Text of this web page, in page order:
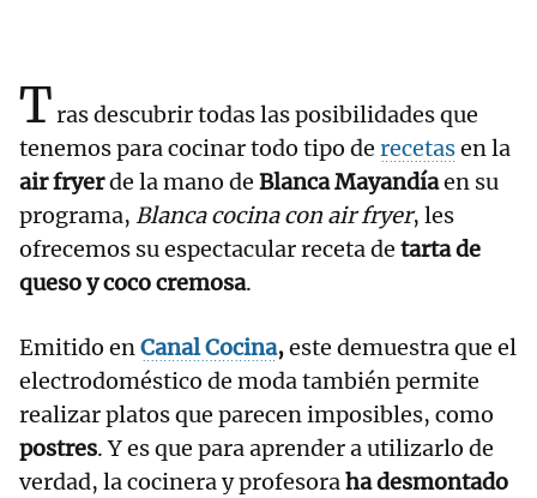
Tras descubrir todas las posibilidades que
tenemos para cocinar todo tipo de recetasen la
air fryerde la mano de Blanca Mayandíaen su
programa, Blanca cocina con air fryer, les
ofrecemos su espectacular receta de tarta de
queso y coco cremosa.
Emitido enCanal Cocina,este demuestra que el
electrodoméstico de moda también permite
realizar platos que parecen imposibles, como
postres. Y es que para aprender a utilizarlo de
verdad, la cocinera y profesoraha desmontado